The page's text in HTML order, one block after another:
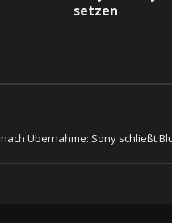
setzen
nach Übernahme: Sony schließt